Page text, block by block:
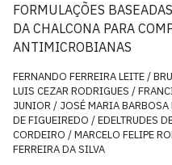
FORMULAÇÕES
DA CHALCONA PARA
ANTIMICROBIANAS
FERNANDO FERREIRA LEITE /
LUIS CEZAR RODRIGUES /
JUNIOR / JOSÉ MARIA
DE FIGUEIREDO / EDELTRUDES
CORDEIRO / MARCELO FELIPE
FERREIRA DA SILVA